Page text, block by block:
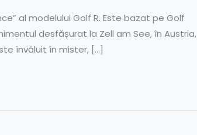
al modelului Golf R. Este bazat pe Golf
desfășurat la Zell am See, în Austria,
învăluit în mister, […]